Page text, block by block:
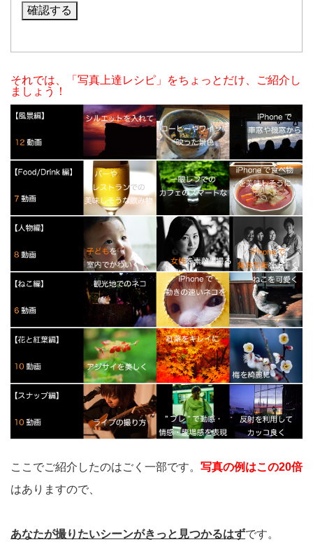
それでは、「写真上達レシピ」をちょっとだけ、ご紹介し
ましょう！
ここでご紹介したのはごく一部です。 写真の例はこの20倍
はありますので、
あなたが撮りたいシーンがきっと見つかるはずです。